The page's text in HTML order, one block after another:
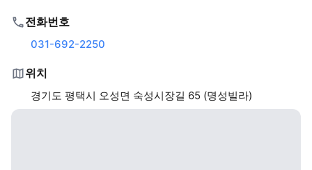
전화번호
031-692-2250
위치
경기도 평택시 오성면 숙성시장길 65 (명성빌라)